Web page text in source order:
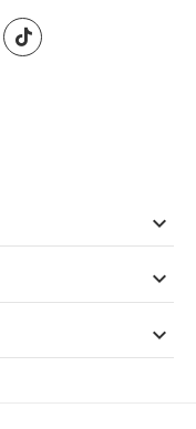


